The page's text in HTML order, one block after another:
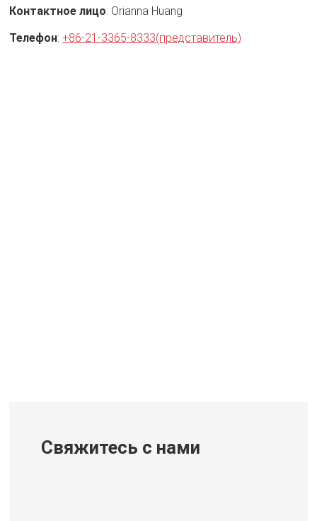
Контактное лицо: Orianna Huang
Телефон:+86-21-3365-8333(представитель)
Свяжитесь с нами